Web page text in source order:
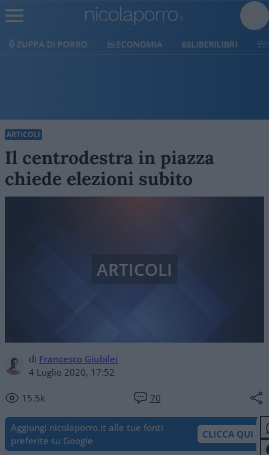
ECONOMIA LIBERILIBRI SHOP SOSTIENICI
ARTICOLI
Il centrodestra in piazza
chiede elezioni subito
di Francesco Giubilei
4 Luglio 2020, 17:52
15.5k 70
ARTICOLI
Aggiungi nicolaporro.it alle tue fonti
preferite su Google
CLICCA QUI